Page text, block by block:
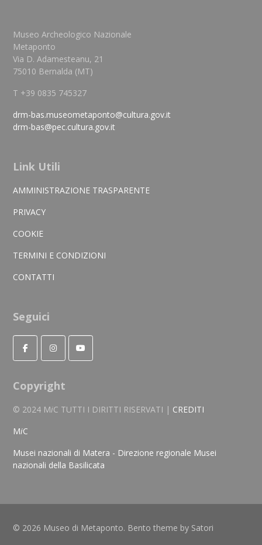
Museo Archeologico Nazionale
Metaponto
Via D. Adamesteanu, 21
75010 Bernalda (MT)
T +39 0835 745327
drm-bas.museometaponto@cultura.gov.it
drm-bas@pec.cultura.gov.it
Link Utili
AMMINISTRAZIONE TRASPARENTE
PRIVACY
COOKIE
TERMINI E CONDIZIONI
CONTATTI
Seguici
Copyright
© 2024 MiC TUTTI I DIRITTI RISERVATI | CREDITI
MiC
Musei nazionali di Matera - Direzione regionale Musei
nazionali della Basilicata
© 2026 Museo di Metaponto. Bento theme by Satori